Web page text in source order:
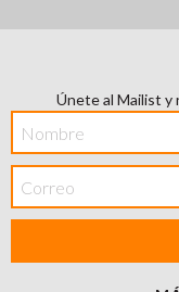
Únete al Mailist y